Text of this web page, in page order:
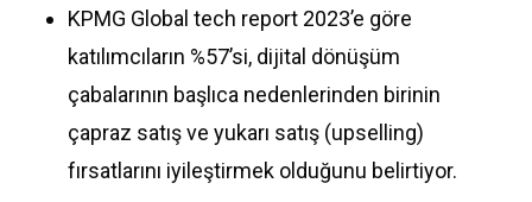
KPMG Global tech report 2023’e göre
katılımcıların %57’si, dijital dönüşüm
çabalarının başlıca nedenlerinden birinin
çapraz satış ve yukarı satış (upselling)
fırsatlarını iyileştirmek olduğunu belirtiyor.